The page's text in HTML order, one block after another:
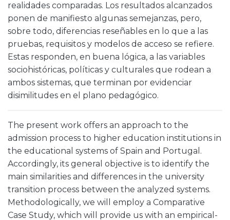
realidades comparadas. Los resultados alcanzados
ponen de manifiesto algunas semejanzas, pero,
sobre todo, diferencias reseñables en lo que a las
pruebas, requisitos y modelos de acceso se refiere.
Estas responden, en buena lógica, a las variables
sociohistóricas, políticas y culturales que rodean a
ambos sistemas, que terminan por evidenciar
disimilitudes en el plano pedagógico.
The present work offers an approach to the
admission process to higher education institutions in
the educational systems of Spain and Portugal.
Accordingly, its general objective is to identify the
main similarities and differences in the university
transition process between the analyzed systems.
Methodologically, we will employ a Comparative
Case Study, which will provide us with an empirical-